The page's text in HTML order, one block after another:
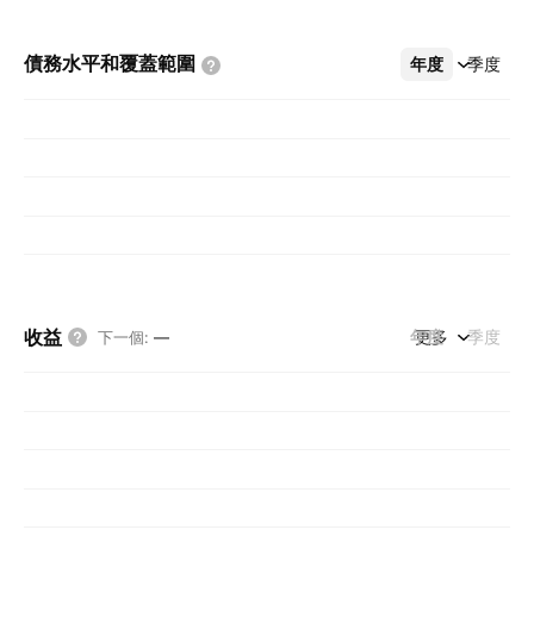
債務水平和覆蓋範圍 年度 季度
更多
收益 下一個: — 年度 季度
更多